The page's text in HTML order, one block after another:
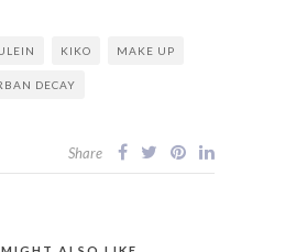
KIKO MAKE UP
DECAY
Share